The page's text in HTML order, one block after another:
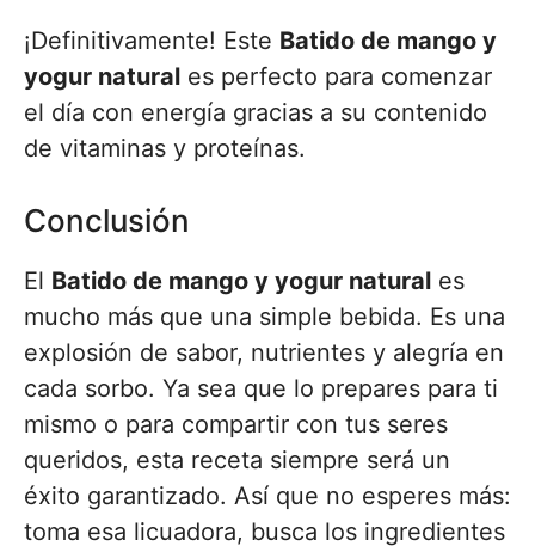
¡Definitivamente! Este Batido de mango y
yogur natural es perfecto para comenzar
el día con energía gracias a su contenido
de vitaminas y proteínas.
Conclusión
El Batido de mango y yogur natural es
mucho más que una simple bebida. Es una
explosión de sabor, nutrientes y alegría en
cada sorbo. Ya sea que lo prepares para ti
mismo o para compartir con tus seres
queridos, esta receta siempre será un
éxito garantizado. Así que no esperes más:
toma esa licuadora, busca los ingredientes